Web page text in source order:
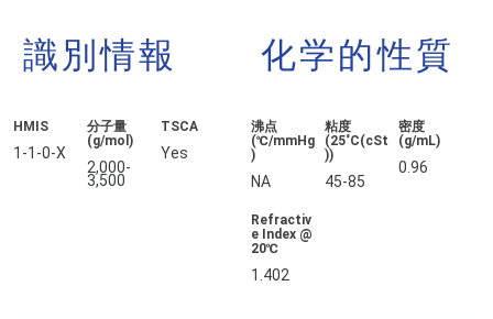
識別情報
HMIS
1-1-0-X
分子量
(g/mol)
2,000-
3,500
TSCA
Yes
化学的性質
沸点
(℃/mmHg
)
NA
粘度
(25˚C(cSt
))
45-85
密度
(g/mL)
0.96
Refractiv
e Index @
20℃
1.402